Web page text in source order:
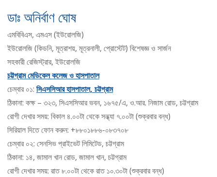
ডাঃ অনির্বাণ ঘোষ
এমবিবিএস, এমএস (ইউরোলজি)
ইউরোলজি (কিডনি, মূত্রাশয়, মূত্রনালী, প্রোস্টেট) বিশেষজ্ঞ ও সার্জন
সহকারী রেজিস্ট্রার, ইউরোলজি
চট্টগ্রাম মেডিকেল কলেজ ও হাসপাতাল
চেম্বার ০১: সিএসসিআর হাসপাতাল, চট্টগ্রাম
ঠিকানা: কক্ষ – ৩২৩, সিএসসিআর ভবন, ১৬৭৫/এ, ও.আর. নিজাম রোড, চট্টগ্রাম
রোগী দেখার সময়: বিকাল ৪.০০টা থেকে সন্ধ্যা ৭.০০টা (শুক্রবার বন্ধ)
সিরিয়াল দিতে ফোন করুন: +৮৮০১৮৮৬-০৮৩৭০৮
চেম্বার ০২: সেনসিভ প্রাইভেট লিমিটেড, চট্টগ্রাম
ঠিকানা: ১৪, জামাল খান রোড, জামাল খান, চট্টগ্রাম
রোগী দেখার সময়: রাত ৮.০০টা থেকে রাত ১০.৩০টা (শুক্রবার বন্ধ)